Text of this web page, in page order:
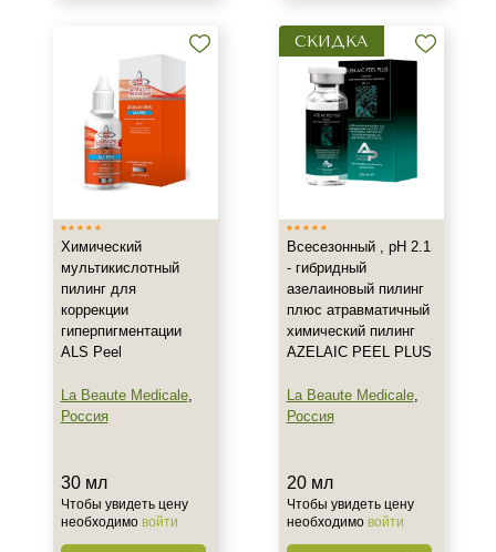
Жирная
Обезвоженная
Поврежденная
Действие
Осветление
Отбеливание
Акне
Результат
Химический
мультикислотный
пилинг для
коррекции
гиперпигментации
ALS Peel
La Beaute Medicale,
Россия
30 мл
Чтобы увидеть цену
необходимо войти
СКИДКА
Всесезонный , рН 2.1
- гибридный
азелаиновый пилинг
плюс атравматичный
химический пилинг
AZELAIC PEEL PLUS
La Beaute Medicale,
Россия
20 мл
Чтобы увидеть цену
необходимо войти